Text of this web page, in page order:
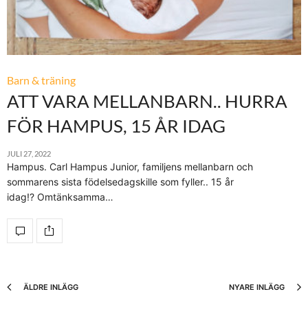
Barn & träning
ATT VARA MELLANBARN.. HURRA
FÖR HAMPUS, 15 ÅR IDAG
JULI 27, 2022
Hampus. Carl Hampus Junior, familjens mellanbarn och
sommarens sista födelsedagskille som fyller.. 15 år
idag!? Omtänksamma…
ÄLDRE INLÄGG NYARE INLÄGG